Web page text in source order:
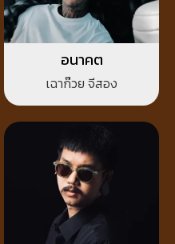
อนาคต
เฉาก๊วย จีสอง